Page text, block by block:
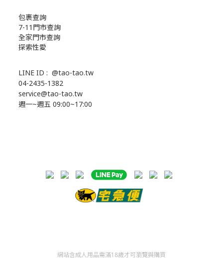
包裹查詢
7-11門市查詢
全家門市查詢
探索性愛
LINE ID : @tao-tao.tw
04-2435-1382
service@tao-tao.tw
週一~週五 09:00~17:00
網站含成人用品需滿18歲才可瀏覽與購買